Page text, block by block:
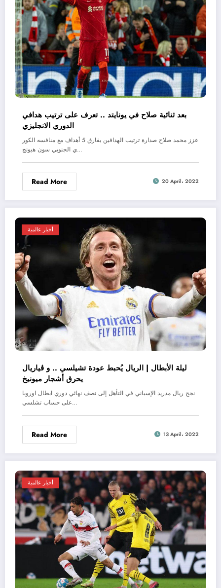
بعد ثنائية صلاح في يونايتد .. تعرف على ترتيب هدافي
الدوري الانجليزي
عزز محمد صلاح صدارة ترتيب الهدافين بفارق 5 أهداف مع منافسه الكور
ي الجنوبي سون هيونج…
Read More 20 April، 2022
أخبار عالمية
ليلة الأبطال | الريال يُحبط عودة تشيلسي .. و ڤياريال
يحرق أشجار ميونيخ
نجح ريال مدريد الإسباني في التأهل إلى نصف نهائي دوري ابطال اوروبا
على حساب تشلسي…
Read More 13 April، 2022
أخبار عالمية